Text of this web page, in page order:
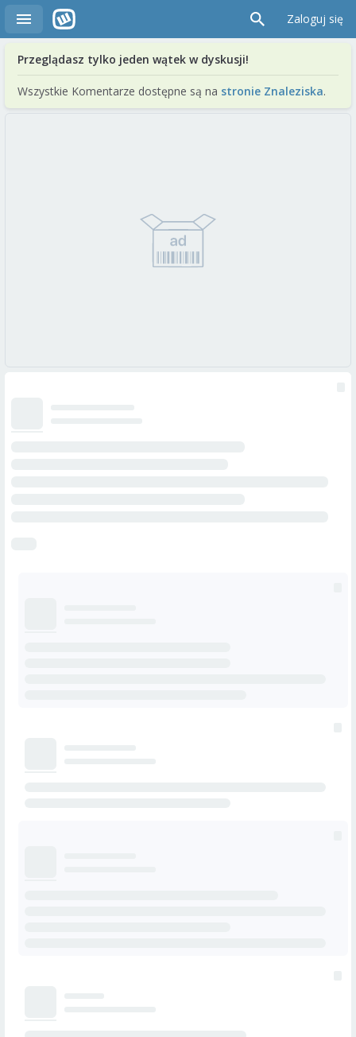
Zaloguj się
Przeglądasz tylko jeden wątek w dyskusji!
Wszystkie Komentarze dostępne są na stronie Znaleziska.